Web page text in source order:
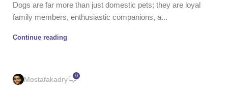
Dogs are far more than just domestic pets; they are loyal
family members, enthusiastic companions, a...
Continue reading
Mostafakadry 0